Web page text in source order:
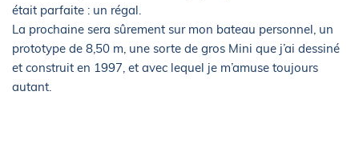
était parfaite : un régal.
La prochaine sera sûrement sur mon bateau personnel, un
prototype de 8,50 m, une sorte de gros Mini que j’ai dessiné
et construit en 1997, et avec lequel je m’amuse toujours
autant.